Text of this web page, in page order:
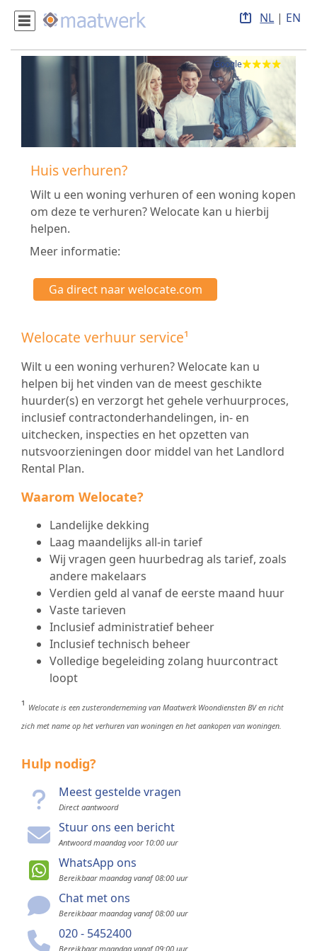
NL | EN
Google
Huis verhuren?
Wilt u een woning verhuren of een woning kopen
om deze te verhuren? Welocate kan u hierbij
helpen.
Meer informatie:
Ga direct naar welocate.com
Welocate verhuur service¹
Wilt u een woning verhuren? Welocate kan u
helpen bij het vinden van de meest geschikte
huurder(s) en verzorgt het gehele verhuurproces,
inclusief contractonderhandelingen, in- en
uitchecken, inspecties en het opzetten van
nutsvoorzieningen door middel van het Landlord
Rental Plan.
Waarom Welocate?
Landelijke dekking
Laag maandelijks all-in tarief
Wij vragen geen huurbedrag als tarief, zoals
andere makelaars
Verdien geld al vanaf de eerste maand huur
Vaste tarieven
Inclusief administratief beheer
Inclusief technisch beheer
Volledige begeleiding zolang huurcontract
loopt
¹ Welocate is een zusteronderneming van Maatwerk Woondiensten BV en richt
zich met name op het verhuren van woningen en het aankopen van woningen.
Hulp nodig?
Meest gestelde vragen
Direct aantwoord
Stuur ons een bericht
Antwoord maandag voor 10:00 uur
WhatsApp ons
Bereikbaar maandag vanaf 08:00 uur
Chat met ons
Bereikbaar maandag vanaf 08:00 uur
020 - 5452400
Bereikbaar maandag vanaf 09:00 uur